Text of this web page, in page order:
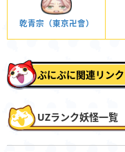
乾青宗（東京卍會）
ぷにぷに関連リンク
UZランク妖怪一覧